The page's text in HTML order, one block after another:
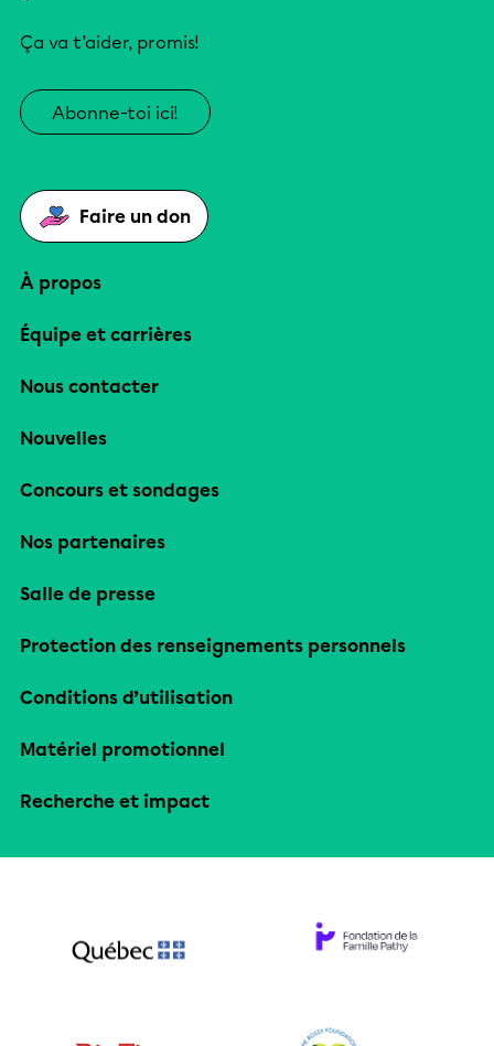
Ça va t’aider, promis!
Abonne-toi ici!
Faire un don
À propos
Équipe et carrières
Nous contacter
Nouvelles
Concours et sondages
Nos partenaires
Salle de presse
Protection des renseignements personnels
Conditions d’utilisation
Matériel promotionnel
Recherche et impact